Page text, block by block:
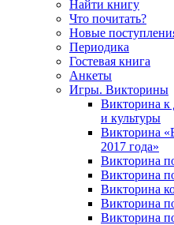
Найти книгу
Что почитать?
Новые
Периодика
Гостевая книга
Анкеты
Игры. Викторины
Викторина к
и культуры
Викторина
2017 года»
Викторина
Викторина
Викторина
Викторина
Викторина